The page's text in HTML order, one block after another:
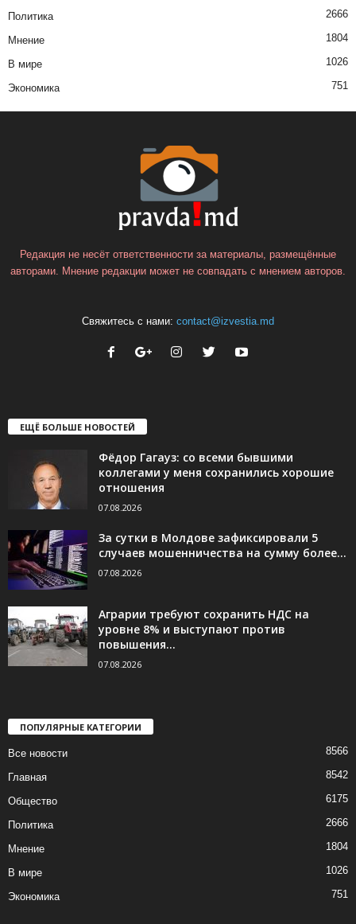
Политика 2666
Мнение 1804
В мире 1026
Экономика 751
Редакция не несёт ответственности за материалы, размещённые
авторами. Мнение редакции может не совпадать с мнением авторов.
Свяжитесь с нами: contact@izvestia.md
ЕЩЁ БОЛЬШЕ НОВОСТЕЙ
Фёдор Гагауз: со всеми бывшими
коллегами у меня сохранились хорошие
отношения
07.08.2026
За сутки в Молдове зафиксировали 5
случаев мошенничества на сумму более...
07.08.2026
Аграрии требуют сохранить НДС на
уровне 8% и выступают против
повышения...
07.08.2026
ПОПУЛЯРНЫЕ КАТЕГОРИИ
Все новости 8566
Главная 8542
Общество 6175
Политика 2666
Мнение 1804
В мире 1026
Экономика 751